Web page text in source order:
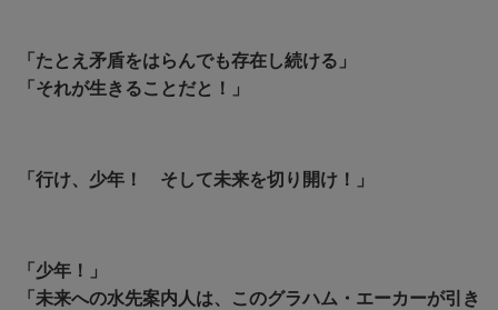
「たとえ矛盾をはらんでも存在し続ける」
「それが生きることだと！」
「行け、少年！ そして未来を切り開け！」
「少年！」
「未来への水先案内人は、このグラハム・エーカーが引き